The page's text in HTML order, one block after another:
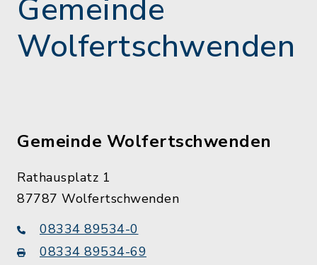
Gemeinde
Wolfertschwenden
Gemeinde Wolfertschwenden
Rathausplatz 1
87787 Wolfertschwenden
08334 89534-0
08334 89534-69